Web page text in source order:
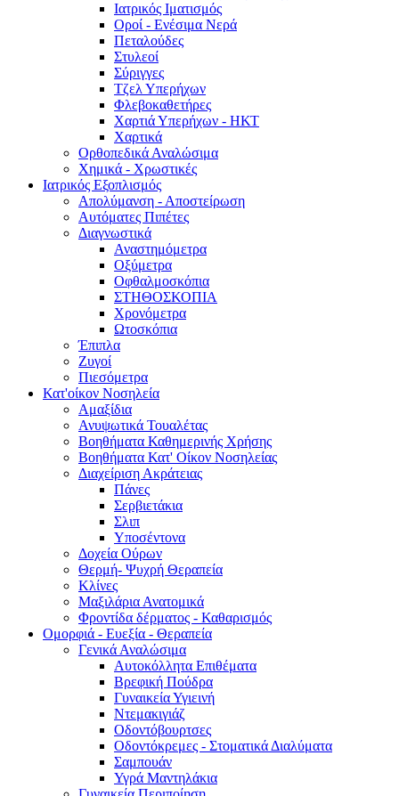
Ιατρικός Ιματισμός
Οροί - Ενέσιμα Νερά
Πεταλούδες
Στυλεοί
Σύριγγες
Τζελ Υπερήχων
Φλεβοκαθετήρες
Χαρτιά Υπερήχων - ΗΚΤ
Χαρτικά
Ορθοπεδικά Αναλώσιμα
Χημικά - Χρωστικές
Ιατρικός Εξοπλισμός
Απολύμανση - Αποστείρωση
Αυτόματες Πιπέτες
Διαγνωστικά
Αναστημόμετρα
Οξύμετρα
Οφθαλμοσκόπια
ΣΤΗΘΟΣΚΟΠΙΑ
Χρονόμετρα
Ωτοσκόπια
Έπιπλα
Ζυγοί
Πιεσόμετρα
Κατ'οίκον Νοσηλεία
Αμαξίδια
Ανυψωτικά Τουαλέτας
Βοηθήματα Καθημερινής Χρήσης
Βοηθήματα Κατ' Οίκον Νοσηλείας
Διαχείριση Ακράτειας
Πάνες
Σερβιετάκια
Σλιπ
Υποσέντονα
Δοχεία Ούρων
Θερμή- Ψυχρή Θεραπεία
Κλίνες
Μαξιλάρια Ανατομικά
Φροντίδα δέρματος - Καθαρισμός
Ομορφιά - Ευεξία - Θεραπεία
Γενικά Αναλώσιμα
Αυτοκόλλητα Επιθέματα
Βρεφική Πούδρα
Γυναικεία Υγιεινή
Ντεμακιγιάζ
Οδοντόβουρτσες
Οδοντόκρεμες - Στοματικά Διαλύματα
Σαμπουάν
Υγρά Μαντηλάκια